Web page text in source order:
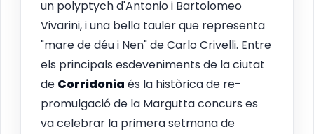
un polyptych d'Antonio i Bartolomeo
Vivarini, i una bella tauler que representa
"mare de déu i Nen" de Carlo Crivelli. Entre
els principals esdeveniments de la ciutat
de Corridonia és la històrica de re-
promulgació de la Margutta concurs es
va celebrar la primera setmana de